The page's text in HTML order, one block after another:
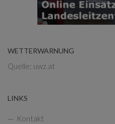
WETTERWARNUNG
Quelle: uwz.at
LINKS
Kontakt